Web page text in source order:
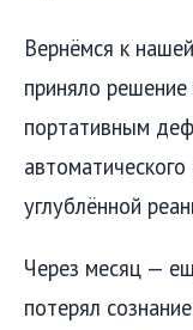
Вернёмся к
приняло
портативным
углублённой
Через месяц —
потерял